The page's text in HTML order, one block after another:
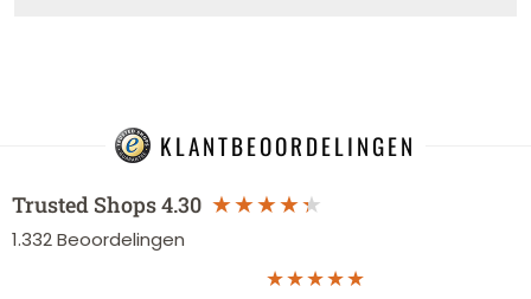
KLANTBEOORDELINGEN
Trusted Shops4.30
1.332Beoordelingen